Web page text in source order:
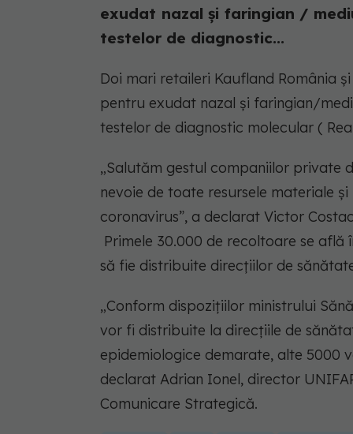
exudat nazal și faringian /
testelor de diagnostic...
Doi mari retaileri Kaufland România
pentru exudat nazal și faringian/
testelor de diagnostic molecular (
„Salutăm gestul companiilor private
nevoie de toate resursele materiale
coronavirus”, a declarat Victor
Primele 30.000 de recoltoare se află
să fie distribuite direcțiilor de
„Conform dispozițiilor ministrului
vor fi distribuite la direcțiile de
epidemiologice demarate, alte 5000
declarat Adrian Ionel, director
Comunicare Strategică.